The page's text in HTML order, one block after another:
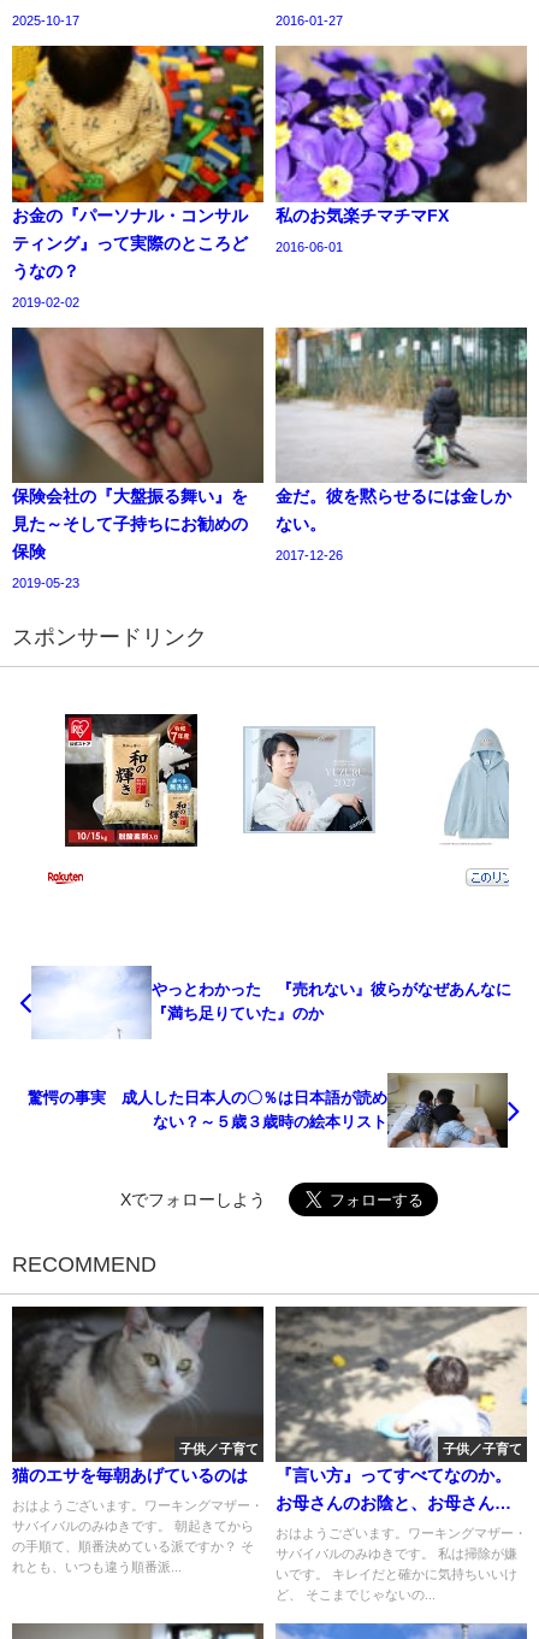
2025-10-17 2016-01-27
お金の『パーソナル・コンサル
ティング』って実際のところど
うなの？
2019-02-02
私のお気楽チマチマFX
2016-06-01
保険会社の『大盤振る舞い』を
見た～そして子持ちにお勧めの
保険
2019-05-23
金だ。彼を黙らせるには金しか
ない。
2017-12-26
スポンサードリンク
やっとわかった 『売れない』彼らがなぜあんなに
『満ち足りていた』のか
驚愕の事実 成人した日本人の〇％は日本語が読め
ない？～５歳３歳時の絵本リスト
Xでフォローしよう
RECOMMEND
子供／子育て
猫のエサを毎朝あげているのは
おはようございます。ワーキングマザー・
サバイバルのみゆきです。 朝起きてから
の手順て、順番決めている派ですか？ そ
れとも、いつも違う順番派...
子供／子育て
『言い方』ってすべてなのか。
お母さんのお陰と、お母さんの
せい。
おはようございます。ワーキングマザー・
サバイバルのみゆきです。 私は掃除が嫌
いです。 キレイだと確かに気持ちいいけ
ど、 そこまでじゃないの...